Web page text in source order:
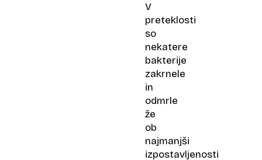
V
preteklosti
so
nekatere
bakterije
zakrnele
in
odmrle
že
ob
najmanjši
izpostavljenosti